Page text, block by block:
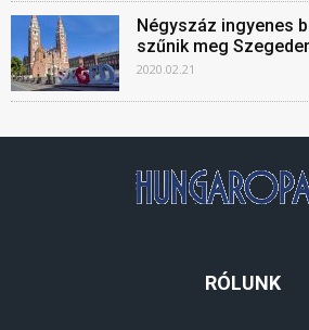
Négyszáz ingyenes
szűnik meg
2020.02.21
RÓLUNK